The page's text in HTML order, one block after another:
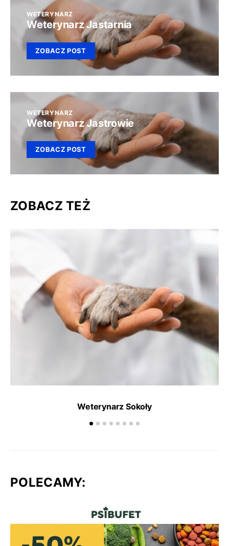
WETERYNARZ
Weterynarz Jastarnia
ZOBACZ POST
WETERYNARZ
Weterynarz Jastrowie
ZOBACZ POST
ZOBACZ TEŻ
Weterynarz Sokoły
POLECAMY: